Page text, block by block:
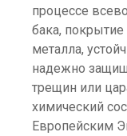
процессе
бака,
металла,
надежно
трещин или
химический
Европейским